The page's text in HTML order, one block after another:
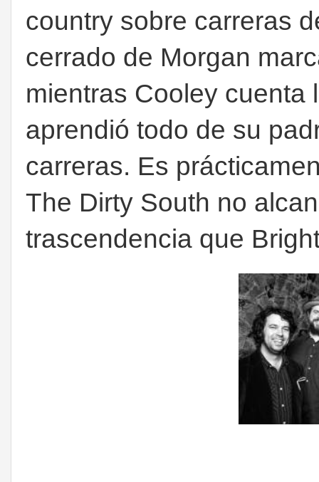
country sobre carreras
cerrado de Morgan
mientras Cooley cuenta
aprendió todo de su
carreras. Es
The Dirty South no
trascendencia que